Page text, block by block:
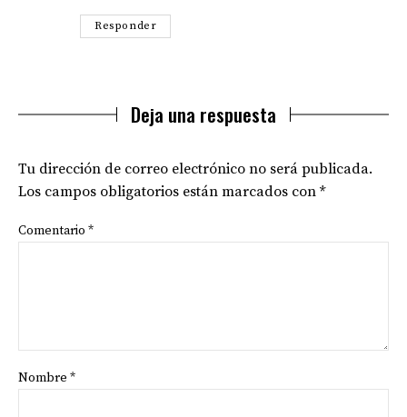
Responder
Deja una respuesta
Tu dirección de correo electrónico no será publicada.
Los campos obligatorios están marcados con *
Comentario *
Nombre *